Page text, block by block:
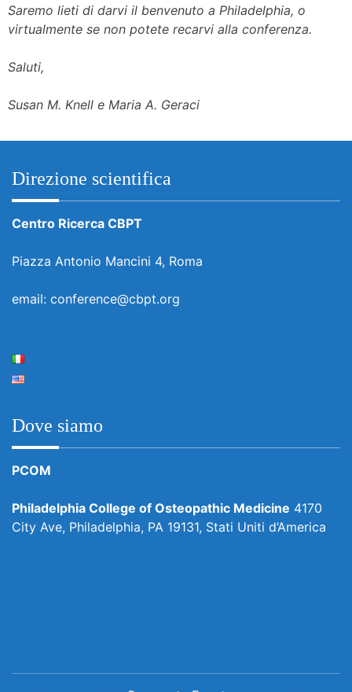
Saremo lieti di darvi il benvenuto a Philadelphia, o
virtualmente se non potete recarvi alla conferenza.
Saluti,
Susan M. Knell e Maria A. Geraci
Direzione scientifica
Centro Ricerca CBPT
Piazza Antonio Mancini 4, Roma
email: conference@cbpt.org
Dove siamo
PCOM
Philadelphia College of Osteopathic Medicine 4170
City Ave, Philadelphia, PA 19131, Stati Uniti d’America